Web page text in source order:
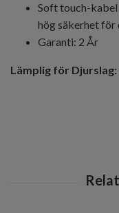
Soft touch-
hög säkerhet för
Garanti: 2 År
Lämplig för Djurslag: